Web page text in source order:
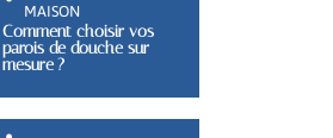
MAISON
Comment choisir vos
parois de douche sur
mesure ?